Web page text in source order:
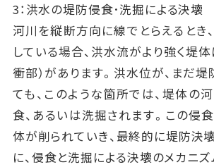
3：洪水の堤防侵食･洗掘による決壊
河川を縦断方向に線でとらえるとき
している場合、洪水流がより強く堤
衝部）があります。洪水位が、まだ
ても、このような箇所では、堤体の
食、あるいは洗掘されます。この侵
体が削られていき、最終的に堤防決
に、侵食と洗掘による決壊のメカニ